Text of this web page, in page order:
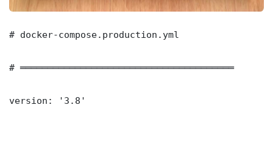
# docker-compose.production.yml
# ═══════════════════════════════════════
version: '3.8'